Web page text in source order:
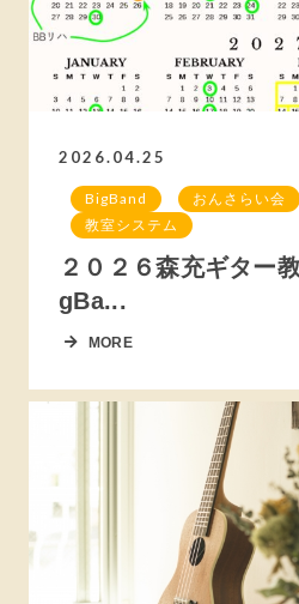
2026.04.25
BigBand おんさらい会
教室システム
２０２６森充ギター
gBa...
MORE